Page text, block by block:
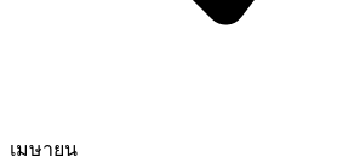
เมษายน